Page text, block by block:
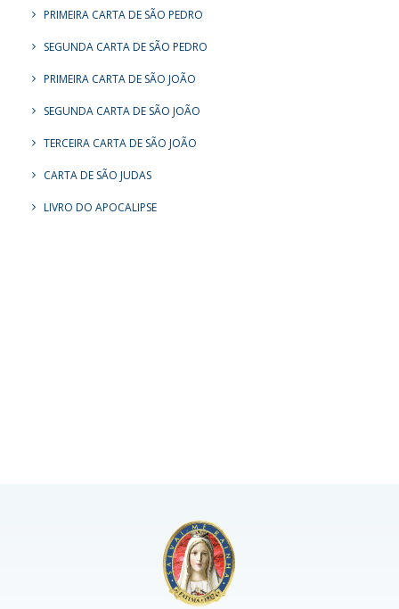
PRIMEIRA CARTA DE SÃO PEDRO
SEGUNDA CARTA DE SÃO PEDRO
PRIMEIRA CARTA DE SÃO JOÃO
SEGUNDA CARTA DE SÃO JOÃO
TERCEIRA CARTA DE SÃO JOÃO
CARTA DE SÃO JUDAS
LIVRO DO APOCALIPSE